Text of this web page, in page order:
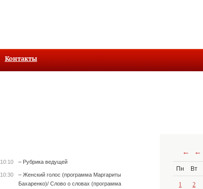
Контакты
10:10 – Рубрика ведущей
10:30
– Женский голос (программа Маргариты
Бахаренко)/ Слово о словах (программа
← ←
Пн Вт
1 2